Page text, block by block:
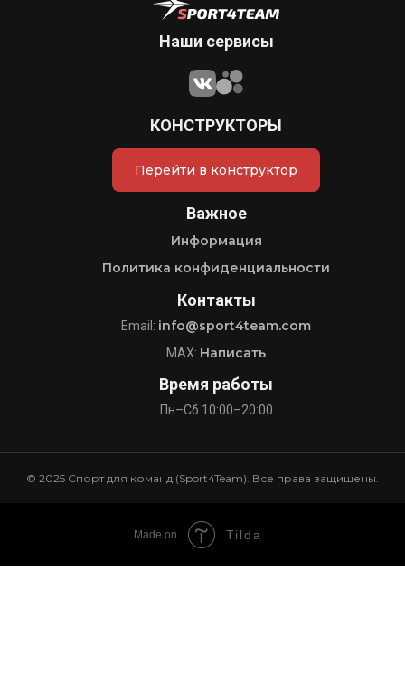
Наши сервисы
КОНСТРУКТОРЫ
Перейти в конструктор
Важное
Информация
Политика конфиденциальности
Контакты
Email: info@sport4team.com
MAX: Написать
Время работы
Пн–Сб 10:00–20:00
© 2025 Спорт для команд (Sport4Team). Все права защищены.
Made on Tilda